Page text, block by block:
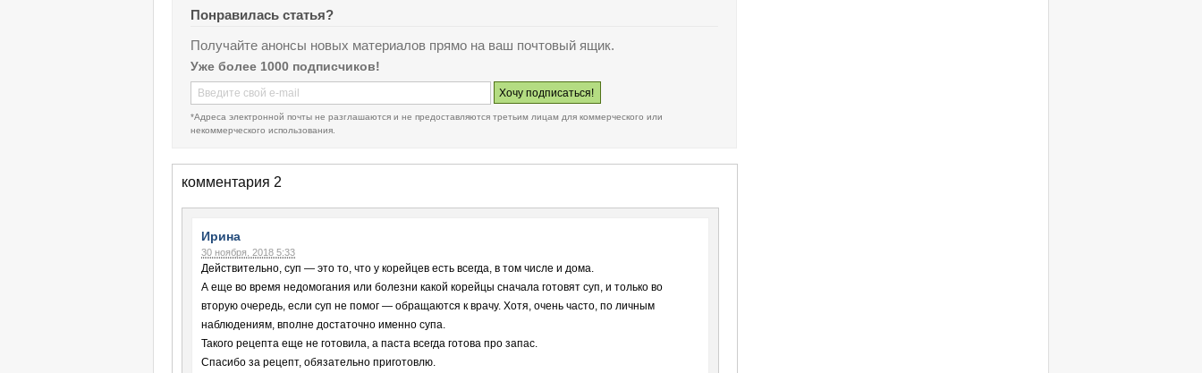
Понравилась статья?
Получайте анонсы новых материалов прямо на ваш почтовый ящик.
Уже более 1000 подписчиков!
*Адреса электронной почты не разглашаются и не предоставляются третьим лицам для коммерческого или
некоммерческого использования.
комментария 2
Ирина
30 ноября, 2018 5:33
Действительно, суп — это то, что у корейцев есть всегда, в том числе и дома.
А еще во время недомогания или болезни какой корейцы сначала готовят суп, и только во
вторую очередь, если суп не помог — обращаются к врачу. Хотя, очень часто, по личным
наблюдениям, вполне достаточно именно супа.
Такого рецепта еще не готовила, а паста всегда готова про запас.
Спасибо за рецепт, обязательно приготовлю.